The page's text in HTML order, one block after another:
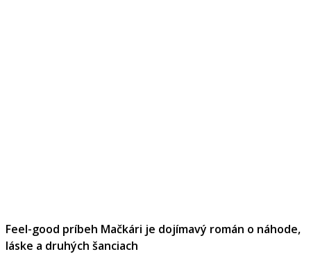
Feel-good príbeh Mačkári je dojímavý román o náhode,
láske a druhých šanciach